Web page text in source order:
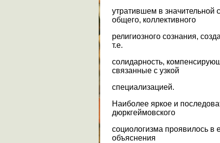
утратившем в
общего, коллективного
религиозного сознания,
т.е.
солидарность,
связанные с узкой
специализацией.
Наиболее яркое и
дюркгеймовского
социологизма проявилось в
объяснения